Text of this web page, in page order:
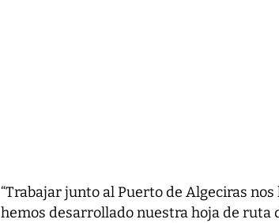
“Trabajar junto al Puerto de Algeciras
hemos desarrollado nuestra hoja de ruta